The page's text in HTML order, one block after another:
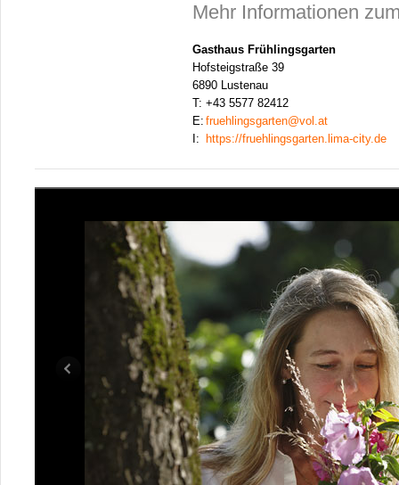
Mehr Informationen
Gasthaus Frühlingsgarten
Hofsteigstraße 39
6890 Lustenau
T: +43 5577 82412
E: fruehlingsgarten@vol.at
I:
https://fruehlingsgarten.lima-city.de